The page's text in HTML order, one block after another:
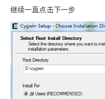
继续一直点击下一步